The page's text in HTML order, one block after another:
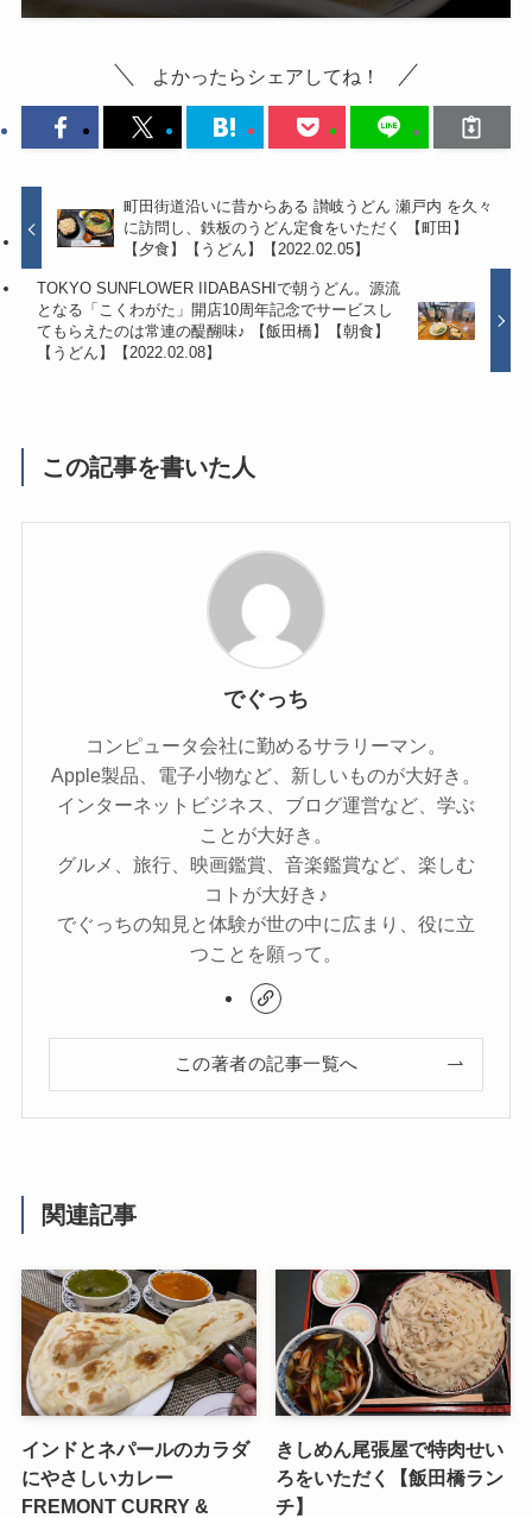
よかったらシェアしてね！
町田街道沿いに昔からある 讃岐うどん 瀬戸内 を久々
に訪問し、鉄板のうどん定食をいただく 【町田】
【夕食】【うどん】【2022.02.05】
TOKYO SUNFLOWER IIDABASHIで朝うどん。源流
となる「こくわがた」開店10周年記念でサービスし
てもらえたのは常連の醍醐味♪ 【飯田橋】【朝食】
【うどん】【2022.02.08】
この記事を書いた人
でぐっち
コンピュータ会社に勤めるサラリーマン。
Apple製品、電子小物など、新しいものが大好き。
インターネットビジネス、ブログ運営など、学ぶ
ことが大好き。
グルメ、旅行、映画鑑賞、音楽鑑賞など、楽しむ
コトが大好き♪
でぐっちの知見と体験が世の中に広まり、役に立
つことを願って。
この著者の記事一覧へ
関連記事
インドとネパールのカラダ
にやさしいカレー
FREMONT CURRY &
きしめん尾張屋で特肉せい
ろをいただく【飯田橋ラン
チ】